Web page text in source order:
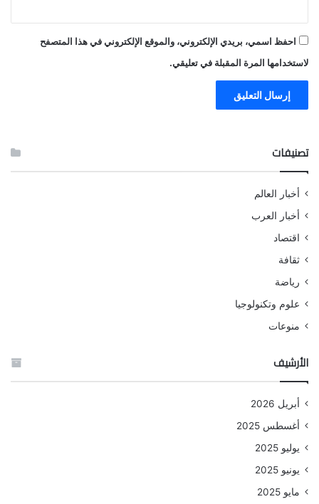
احفظ اسمي، بريدي الإلكتروني، والموقع الإلكتروني في هذا المتصفح
لاستخدامها المرة المقبلة في تعليقي.
تصنيفات
أخبار العالم
أخبار العرب
اقتصاد
ثقافة
رياضة
علوم وتكنولوجيا
منوعات
الأرشيف
أبريل 2026
أغسطس 2025
يوليو 2025
يونيو 2025
مايو 2025